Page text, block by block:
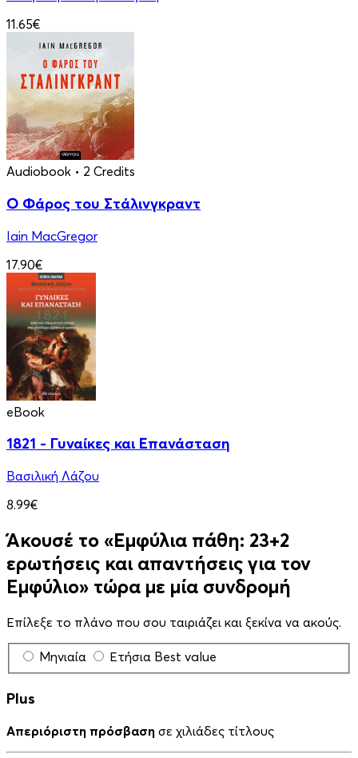
11.65€
Audiobook • 2 Credits
Ο Φάρος του Στάλινγκραντ
Iain MacGregor
17.90€
eBook
1821 - Γυναίκες και Επανάσταση
Βασιλική Λάζου
8.99€
Άκουσέ το «Εμφύλια πάθη: 23+2
ερωτήσεις και απαντήσεις για τον
Eμφύλιο» τώρα με μία συνδρομή
Επίλεξε το πλάνο που σου ταιριάζει και ξεκίνα να ακούς.
Μηνιαία Ετήσια Best value
Plus
Απεριόριστη πρόσβαση σε χιλιάδες τίτλους